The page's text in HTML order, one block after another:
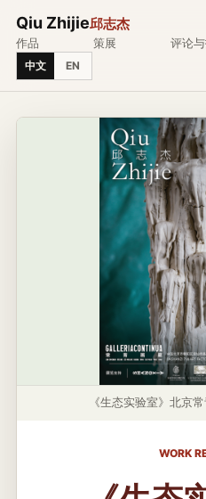
Qiu Zhijie邱志杰
作品 策展 评论
中文 EN
《生态实验室》北京
WORK